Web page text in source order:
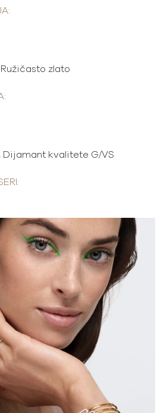
zlato
Dijamant kvalitete G/VS